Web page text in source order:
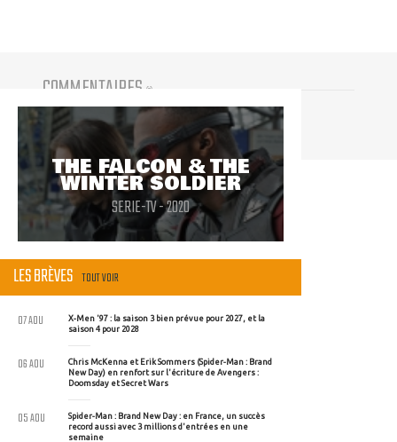
COMMENTAIRES (0)
Vous devez être connecté pour participer
THE FALCON & THE
WINTER SOLDIER
SERIE-TV - 2020
LES BRÈVES TOUT VOIR
X-Men '97 : la saison 3 bien prévue pour 2027, et la
saison 4 pour 2028
07 AOU
Chris McKenna et Erik Sommers (Spider-Man : Brand
New Day) en renfort sur l'écriture de Avengers :
Doomsday et Secret Wars
06 AOU
Spider-Man : Brand New Day : en France, un succès
record aussi avec 3 millions d'entrées en une
semaine
05 AOU